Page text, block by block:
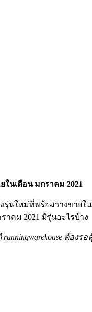
ในเดือน มกราคม 2021
นใหม่ที่พร้อมวางขายใน
าคม 2021 มีรุ่นอะไรบ้าง
ต้อง